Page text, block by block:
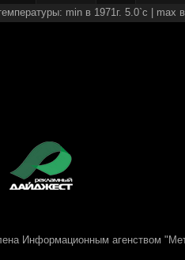
min в 1971г. 5.0`c | max
Информационным агенством